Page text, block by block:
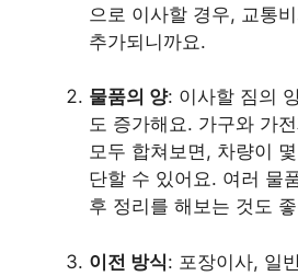
으로 이사할 경우, 교통
추가되니까요.
물품의 양: 이사할 짐의
도 증가해요. 가구와 가
모두 합쳐보면, 차량이
단할 수 있어요. 여러 물
후 정리를 해보는 것도
이전 방식: 포장이사, 일